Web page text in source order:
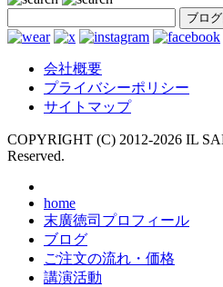
SEARCH
会社概要
プライバシーポリシー
サイトマップ
COPYRIGHT (C) 2012-2026 IL
Reserved.
home
末廣徳司プロフィール
ブログ
ご注文の流れ・価格
講演活動